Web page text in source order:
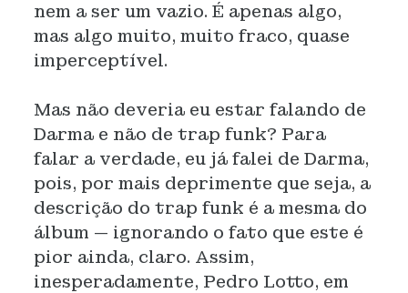
nem a ser um vazio. É apenas algo,
mas algo muito, muito fraco, quase
imperceptível.
Mas não deveria eu estar falando de
Darma e não de trap funk? Para
falar a verdade, eu já falei de Darma,
pois, por mais deprimente que seja, a
descrição do trap funk é a mesma do
álbum — ignorando o fato que este é
pior ainda, claro. Assim,
inesperadamente, Pedro Lotto, em